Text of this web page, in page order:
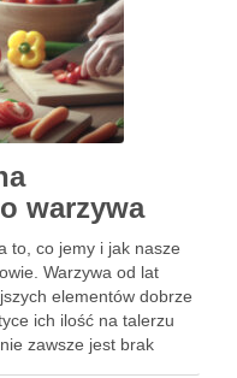
warzywa
to, co jemy i jak nasze
Warzywa od lat
elementów dobrze
ich ilość na talerzu
zawsze jest brak